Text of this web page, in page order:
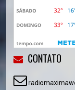
CONTATO